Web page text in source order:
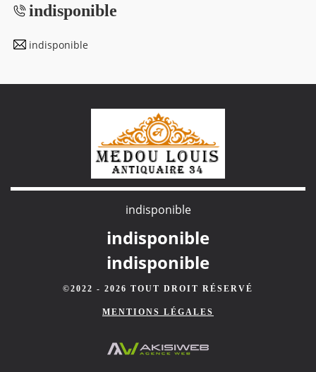
indisponible
indisponible
indisponible
indisponible
indisponible
©2022 - 2026 TOUT DROIT RÉSERVÉ
MENTIONS LÉGALES